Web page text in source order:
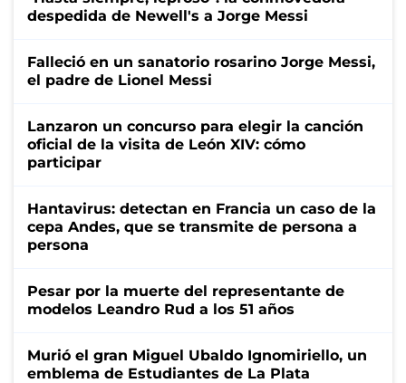
despedida de Newell's a Jorge Messi
Falleció en un sanatorio rosarino Jorge Messi,
el padre de Lionel Messi
Lanzaron un concurso para elegir la canción
oficial de la visita de León XIV: cómo
participar
Hantavirus: detectan en Francia un caso de la
cepa Andes, que se transmite de persona a
persona
Pesar por la muerte del representante de
modelos Leandro Rud a los 51 años
Murió el gran Miguel Ubaldo Ignomiriello, un
emblema de Estudiantes de La Plata